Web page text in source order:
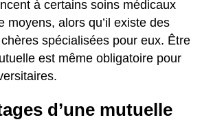
à certains soins médicaux
moyens, alors qu’il existe des
spécialisées pour eux. Être
est même obligatoire pour
d’une mutuelle